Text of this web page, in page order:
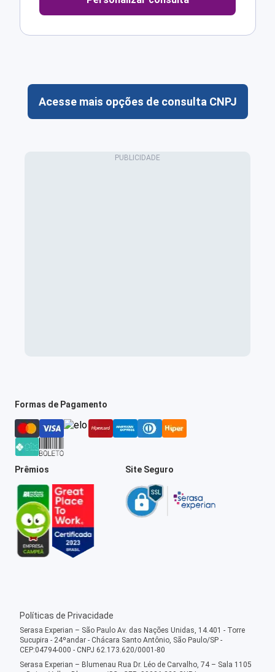
Acesse mais opções de consulta CNPJ
Formas de Pagamento
Prêmios Site Seguro
Políticas de Privacidade
Serasa Experian – São Paulo Av. das Nações Unidas, 14.401 - Torre
Sucupira - 24ºandar - Chácara Santo Antônio, São Paulo/SP -
CEP:04794-000 - CNPJ 62.173.620/0001-80
Serasa Experian – Blumenau Rua Dr. Léo de Carvalho, 74 – Sala 1105